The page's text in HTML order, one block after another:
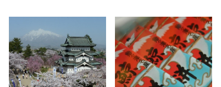
の詳細はこちら
鯨餅 の詳細はこちら